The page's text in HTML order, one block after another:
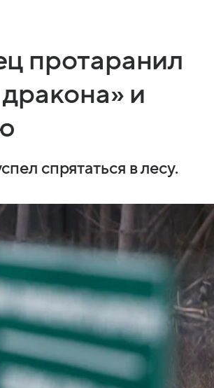
протаранил
и
спрятаться в лесу.